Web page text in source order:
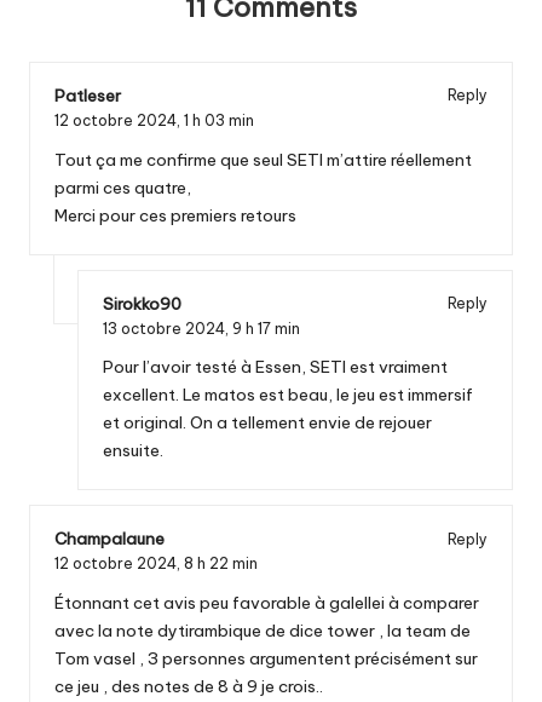
11 Comments
Patleser
Reply
12 octobre 2024, 1 h 03 min
Tout ça me confirme que seul SETI m’attire réellement
parmi ces quatre,
Merci pour ces premiers retours
Sirokko90
Reply
13 octobre 2024, 9 h 17 min
Pour l’avoir testé à Essen, SETI est vraiment
excellent. Le matos est beau, le jeu est immersif
et original. On a tellement envie de rejouer
ensuite.
Champalaune
Reply
12 octobre 2024, 8 h 22 min
Étonnant cet avis peu favorable à galellei à comparer
avec la note dytirambique de dice tower , la team de
Tom vasel , 3 personnes argumentent précisément sur
ce jeu , des notes de 8 à 9 je crois..